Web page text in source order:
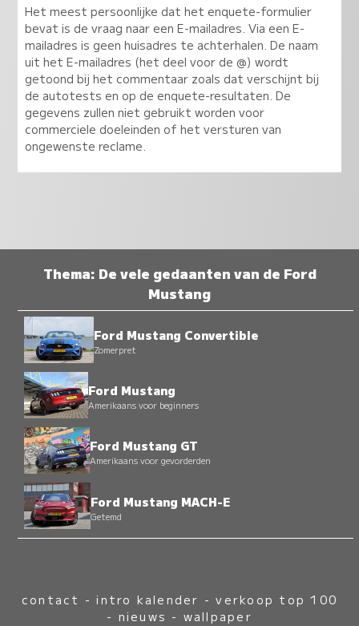
Het meest persoonlijke dat het enquete-formulier
bevat is de vraag naar een E-mailadres. Via een E-
mailadres is geen huisadres te achterhalen. De naam
uit het E-mailadres (het deel voor de @) wordt
getoond bij het commentaar zoals dat verschijnt bij
de autotests en op de enquete-resultaten. De
gegevens zullen niet gebruikt worden voor
commerciele doeleinden of het versturen van
ongewenste reclame.
Thema: De vele gedaanten van de Ford
Mustang
Ford Mustang Convertible
Zomerpret
Ford Mustang
Amerikaans voor beginners
Ford Mustang GT
Amerikaans voor gevorderden
Ford Mustang MACH-E
Getemd
contact -intro kalender -verkoop top 100
- nieuws - wallpaper